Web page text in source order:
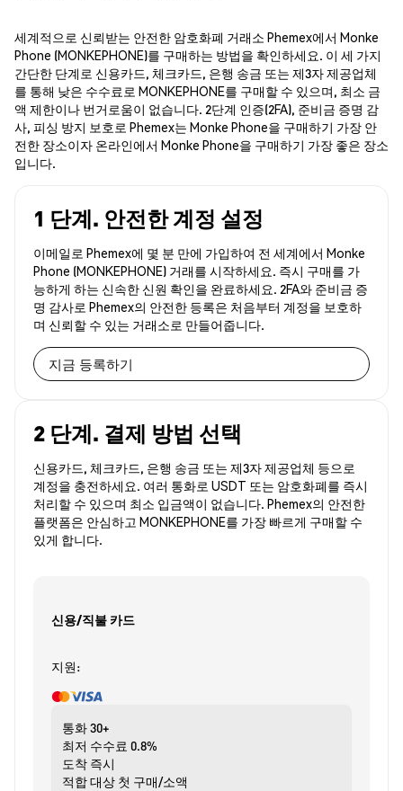
세계적으로 신뢰받는 안전한 암호화폐 거래소 Phemex에서 Monke
Phone (MONKEPHONE)를 구매하는 방법을 확인하세요. 이 세 가지
간단한 단계로 신용카드, 체크카드, 은행 송금 또는 제3자 제공업체
를 통해 낮은 수수료로 MONKEPHONE를 구매할 수 있으며, 최소 금
액 제한이나 번거로움이 없습니다. 2단계 인증(2FA), 준비금 증명 감
사, 피싱 방지 보호로 Phemex는 Monke Phone을 구매하기 가장 안
전한 장소이자 온라인에서 Monke Phone을 구매하기 가장 좋은 장소
입니다.
1 단계. 안전한 계정 설정
이메일로 Phemex에 몇 분 만에 가입하여 전 세계에서 Monke
Phone (MONKEPHONE) 거래를 시작하세요. 즉시 구매를 가
능하게 하는 신속한 신원 확인을 완료하세요. 2FA와 준비금 증
명 감사로 Phemex의 안전한 등록은 처음부터 계정을 보호하
며 신뢰할 수 있는 거래소로 만들어줍니다.
지금 등록하기
2 단계. 결제 방법 선택
신용카드, 체크카드, 은행 송금 또는 제3자 제공업체 등으로
계정을 충전하세요. 여러 통화로 USDT 또는 암호화폐를 즉시
처리할 수 있으며 최소 입금액이 없습니다. Phemex의 안전한
플랫폼은 안심하고 MONKEPHONE를 가장 빠르게 구매할 수
있게 합니다.
신용/직불 카드
지원:
통화30+
최저 수수료 0.8%
도착 즉시
적합 대상 첫 구매/소액